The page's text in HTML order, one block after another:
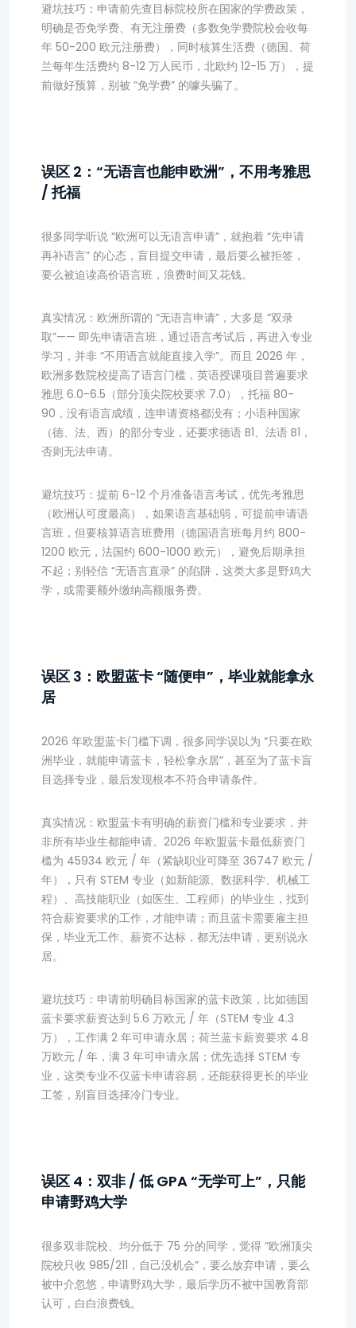
避坑技巧：申请前先查目标院校所在国家的学费政策，
明确是否免学费、有无注册费（多数免学费院校会收每
年 50-200 欧元注册费），同时核算生活费（德国、荷
兰每年生活费约 8-12 万人民币，北欧约 12-15 万），提
前做好预算，别被 “免学费” 的噱头骗了。
误区 2：“无语言也能申欧洲”，不用考雅思
/ 托福
很多同学听说 “欧洲可以无语言申请”，就抱着 “先申请
再补语言” 的心态，盲目提交申请，最后要么被拒签，
要么被迫读高价语言班，浪费时间又花钱。
真实情况：欧洲所谓的 “无语言申请”，大多是 “双录
取”—— 即先申请语言班，通过语言考试后，再进入专业
学习，并非 “不用语言就能直接入学”。而且 2026 年，
欧洲多数院校提高了语言门槛，英语授课项目普遍要求
雅思 6.0-6.5（部分顶尖院校要求 7.0），托福 80-
90，没有语言成绩，连申请资格都没有；小语种国家
（德、法、西）的部分专业，还要求德语 B1、法语 B1，
否则无法申请。
避坑技巧：提前 6-12 个月准备语言考试，优先考雅思
（欧洲认可度最高），如果语言基础弱，可提前申请语
言班，但要核算语言班费用（德国语言班每月约 800-
1200 欧元，法国约 600-1000 欧元），避免后期承担
不起；别轻信 “无语言直录” 的陷阱，这类大多是野鸡大
学，或需要额外缴纳高额服务费。
误区 3：欧盟蓝卡 “随便申”，毕业就能拿永
居
2026 年欧盟蓝卡门槛下调，很多同学误以为 “只要在欧
洲毕业，就能申请蓝卡，轻松拿永居”，甚至为了蓝卡盲
目选择专业，最后发现根本不符合申请条件。
真实情况：欧盟蓝卡有明确的薪资门槛和专业要求，并
非所有毕业生都能申请。2026 年欧盟蓝卡最低薪资门
槛为 45934 欧元 / 年（紧缺职业可降至 36747 欧元 /
年），只有 STEM 专业（如新能源、数据科学、机械工
程）、高技能职业（如医生、工程师）的毕业生，找到
符合薪资要求的工作，才能申请；而且蓝卡需要雇主担
保，毕业无工作、薪资不达标，都无法申请，更别说永
居。
避坑技巧：申请前明确目标国家的蓝卡政策，比如德国
蓝卡要求薪资达到 5.6 万欧元 / 年（STEM 专业 4.3
万），工作满 2 年可申请永居；荷兰蓝卡薪资要求 4.8
万欧元 / 年，满 3 年可申请永居；优先选择 STEM 专
业，这类专业不仅蓝卡申请容易，还能获得更长的毕业
工签，别盲目选择冷门专业。
误区 4：双非 / 低 GPA “无学可上”，只能
申请野鸡大学
很多双非院校、均分低于 75 分的同学，觉得 “欧洲顶尖
院校只收 985/211，自己没机会”，要么放弃申请，要么
被中介忽悠，申请野鸡大学，最后学历不被中国教育部
认可，白白浪费钱。